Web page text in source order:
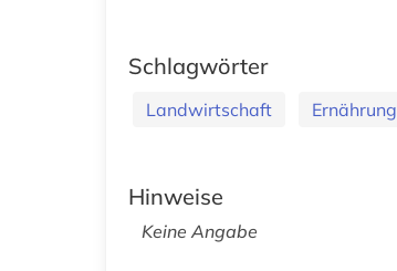
Schlagwörter
Landwirtschaft Ernährung
Hinweise
Keine Angabe